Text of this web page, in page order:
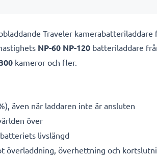
Traveler kamerabatteriladdare
NP-60 NP-120 batteriladdare
kameror och fler.
även när laddaren inte är ansluten
över
livslängd
överladdning, överhettning och